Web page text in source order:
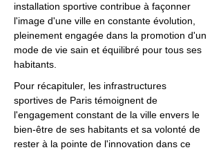
installation sportive contribue à façonner
l'image d'une ville en constante évolution,
pleinement engagée dans la promotion d'un
mode de vie sain et équilibré pour tous ses
habitants.
Pour récapituler, les infrastructures
sportives de Paris témoignent de
l'engagement constant de la ville envers le
bien-être de ses habitants et sa volonté de
rester à la pointe de l'innovation dans ce